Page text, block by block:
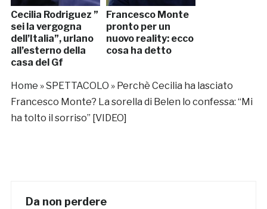
Cecilia Rodriguez ”
sei la vergogna
dell’Italia”, urlano
all’esterno della
casa del Gf
Francesco Monte
pronto per un
nuovo reality: ecco
cosa ha detto
Home »SPETTACOLO » Perchè Cecilia ha lasciato
Francesco Monte? La sorella di Belen lo confessa: “Mi
ha tolto il sorriso” [VIDEO]
Da non perdere